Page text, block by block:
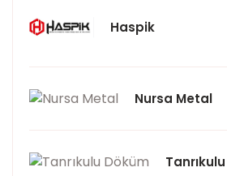
Haspik
Nursa Metal